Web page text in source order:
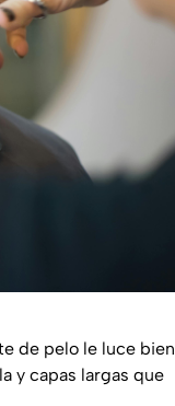
de pelo le luce
y capas largas que